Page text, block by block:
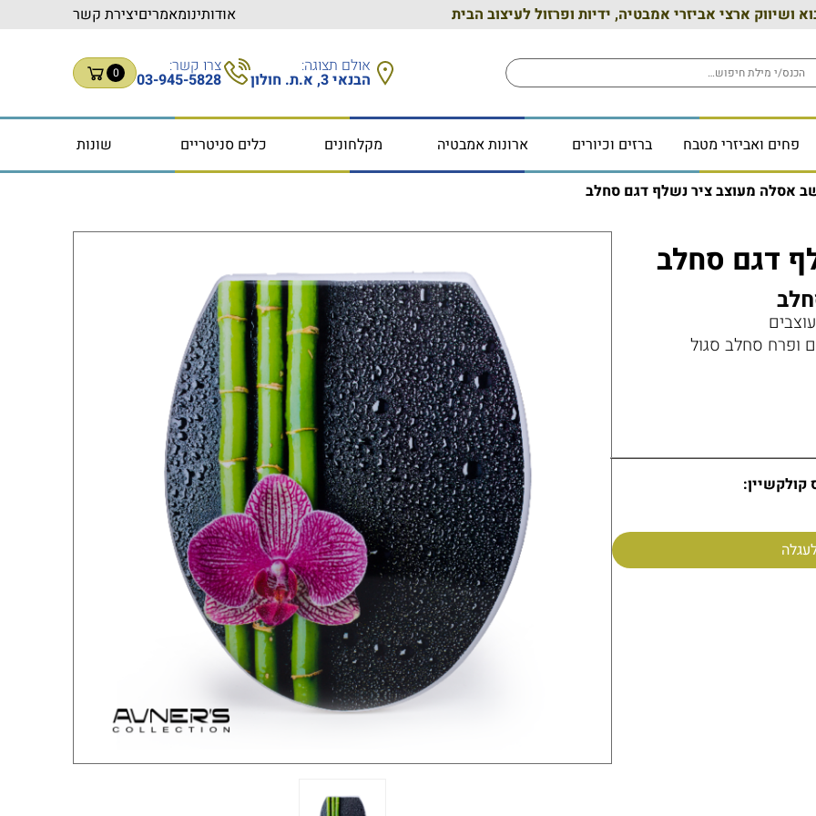
ושיווק ארצי אביזרי אמבטיה, ידיות ופרזול לעיצוב הבית אודותינומאמריםיצירת קשר
אולם תצוגה:
הבנאי 3, א.ת. חולון
צרו קשר:
03-945-5828
0
פחים ואביזרי מטבח ברזים וכיורים ארונות אמבטיה מקלחונים כלים סניטריים שונות
אסלה מעוצב ציר נשלף דגם סחלב
דגם סחלב
ופרח סחלב סגול
קולקשיין: